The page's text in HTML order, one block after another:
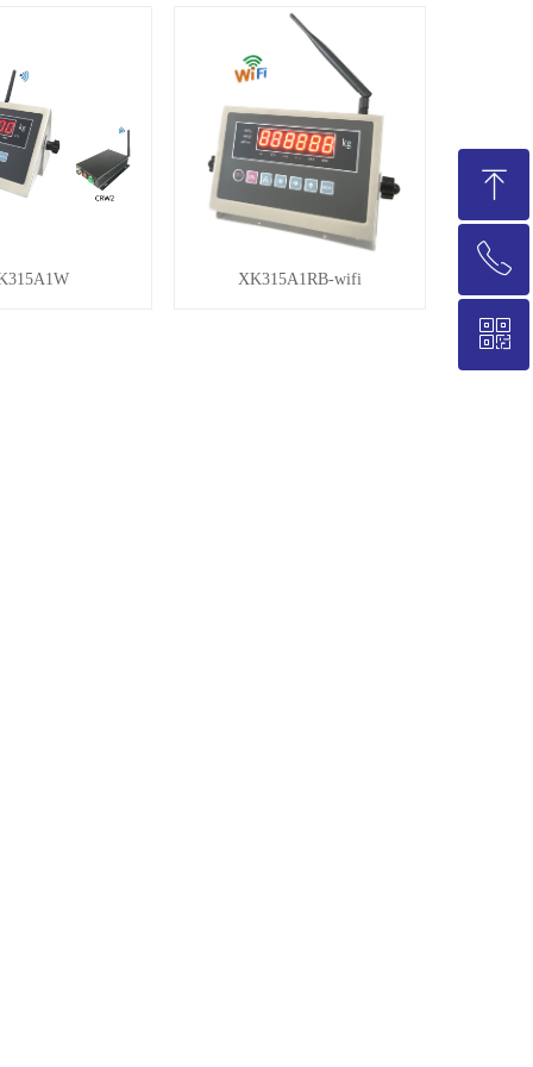
XK315A1RB-wifi
ꁸ
回到顶部
ꂅ
021-58235786
ꀥ